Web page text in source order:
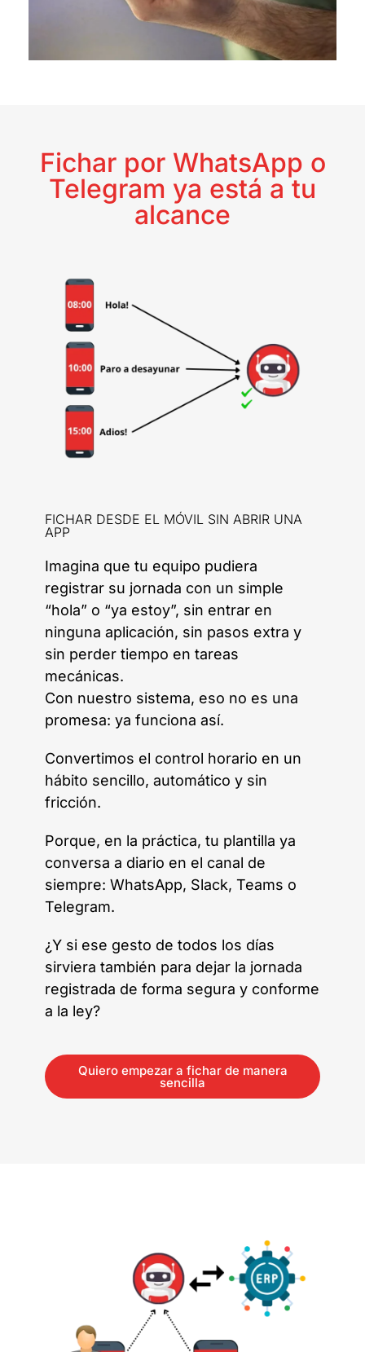
Fichar por WhatsApp o
Telegram ya está a tu
alcance
FICHAR DESDE EL MÓVIL SIN ABRIR UNA
APP
Imagina que tu equipo pudiera
registrar su jornada con un simple
“hola” o “ya estoy”, sin entrar en
ninguna aplicación, sin pasos extra y
sin perder tiempo en tareas
mecánicas.
Con nuestro sistema, eso no es una
promesa: ya funciona así.
Convertimos el control horario en un
hábito sencillo, automático y sin
fricción.
Porque, en la práctica, tu plantilla ya
conversa a diario en el canal de
siempre: WhatsApp, Slack, Teams o
Telegram.
¿Y si ese gesto de todos los días
sirviera también para dejar la jornada
registrada de forma segura y conforme
a la ley?
Quiero empezar a fichar de manera
sencilla